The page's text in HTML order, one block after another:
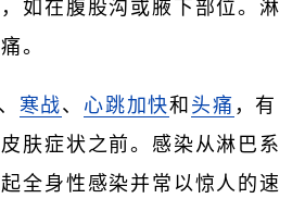
如在腹股沟或腋下部位。淋
。
寒战、 心跳加快和 头痛 ，有
肤症状之前。感染从淋巴系
全身性感染并常以惊人的速